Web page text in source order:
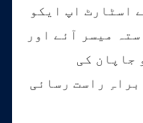
اسٹارٹ اپ ایکو
میسر آئے اور
جاپان کی
راست رسائی